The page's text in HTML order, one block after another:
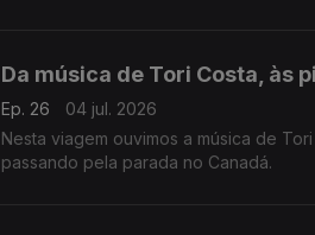
Da música de Tori Costa, às
Ep. 26
04 jul. 2026
Nesta viagem ouvimos a música de
passando pela parada no Canadá.